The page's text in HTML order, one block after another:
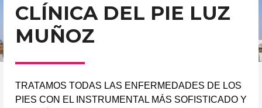
CLÍNICA DEL PIE LUZ
MUÑOZ
TRATAMOS TODAS LAS ENFERMEDADES DE LOS
PIES CON EL INSTRUMENTAL MÁS SOFISTICADO Y